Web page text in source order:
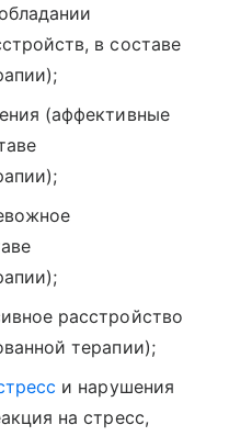
в составе
(аффективные
расстройство
терапии);
и нарушения
на стресс,